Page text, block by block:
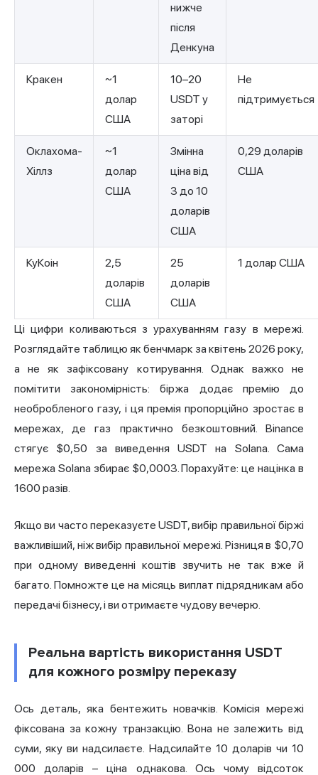
нижче
після
Денкуна
Кракен
~1
долар
США
10–20
USDT у
заторі
Не
підтримується
Оклахома-
Хіллз
~1
долар
США
Змінна
ціна від
3 до 10
доларів
США
0,29 доларів
США
КуКоін
2,5
доларів
США
25
доларів
США
1 долар США
Ці цифри коливаються з урахуванням газу в мережі.
Розглядайте таблицю як бенчмарк за квітень 2026 року,
а не як зафіксовану котирування. Однак важко не
помітити закономірність: біржа додає премію до
необробленого газу, і ця премія пропорційно зростає в
мережах, де газ практично безкоштовний. Binance
стягує $0,50 за виведення USDT на Solana. Сама
мережа Solana збирає $0,0003. Порахуйте: це націнка в
1600 разів.
Якщо ви часто переказуєте USDT, вибір правильної біржі
важливіший, ніж вибір правильної мережі. Різниця в $0,70
при одному виведенні коштів звучить не так вже й
багато. Помножте це на місяць виплат підрядникам або
передачі бізнесу, і ви отримаєте чудову вечерю.
Реальна вартість використання USDT
для кожного розміру переказу
Ось деталь, яка бентежить новачків. Комісія мережі
фіксована за кожну транзакцію. Вона не залежить від
суми, яку ви надсилаєте. Надсилайте 10 доларів чи 10
000 доларів – ціна однакова. Ось чому відсоток